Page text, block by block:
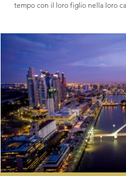
tempo con il loro figlio nella loro